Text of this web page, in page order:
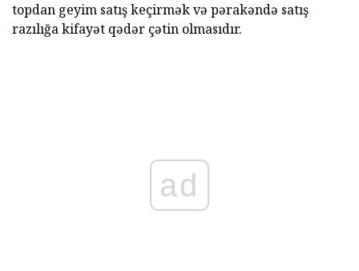
topdan geyim satış keçirmək və pərakəndə satış
razılığa kifayət qədər çətin olmasıdır.
ad